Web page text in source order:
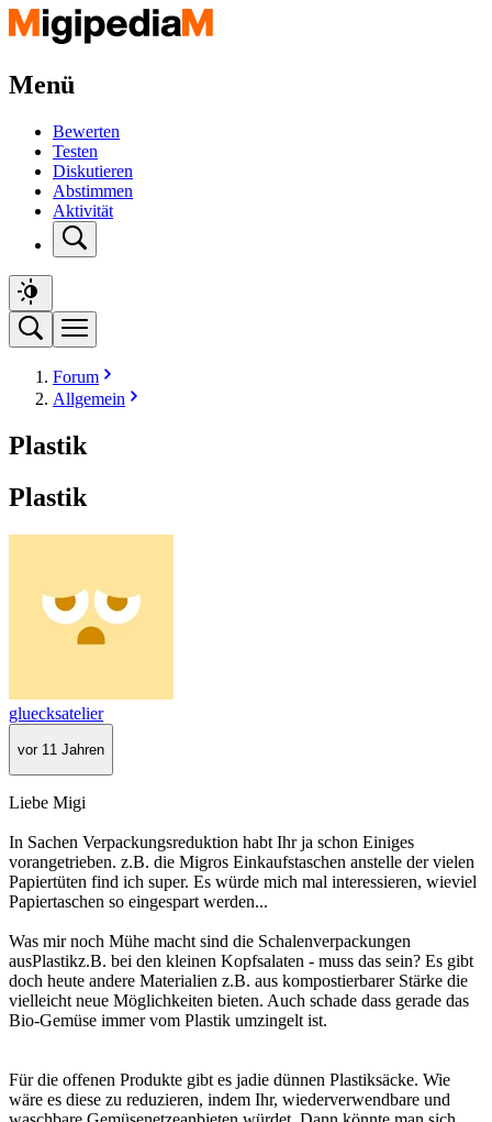
Menü
Bewerten
Testen
Diskutieren
Abstimmen
Aktivität
Forum
Allgemein
Plastik
Plastik
gluecksatelier
vor 11 Jahren
Liebe Migi
In Sachen Verpackungsreduktion habt Ihr ja schon Einiges
vorangetrieben. z.B. die Migros Einkaufstaschen anstelle der vielen
Papiertüten find ich super. Es würde mich mal interessieren, wieviel
Papiertaschen so eingespart werden...
Was mir noch Mühe macht sind die Schalenverpackungen
ausPlastikz.B. bei den kleinen Kopfsalaten - muss das sein? Es gibt
doch heute andere Materialien z.B. aus kompostierbarer Stärke die
vielleicht neue Möglichkeiten bieten. Auch schade dass gerade das
Bio-Gemüse immer vom Plastik umzingelt ist.
Für die offenen Produkte gibt es jadie dünnen Plastiksäcke. Wie
wäre es diese zu reduzieren, indem Ihr, wiederverwendbare und